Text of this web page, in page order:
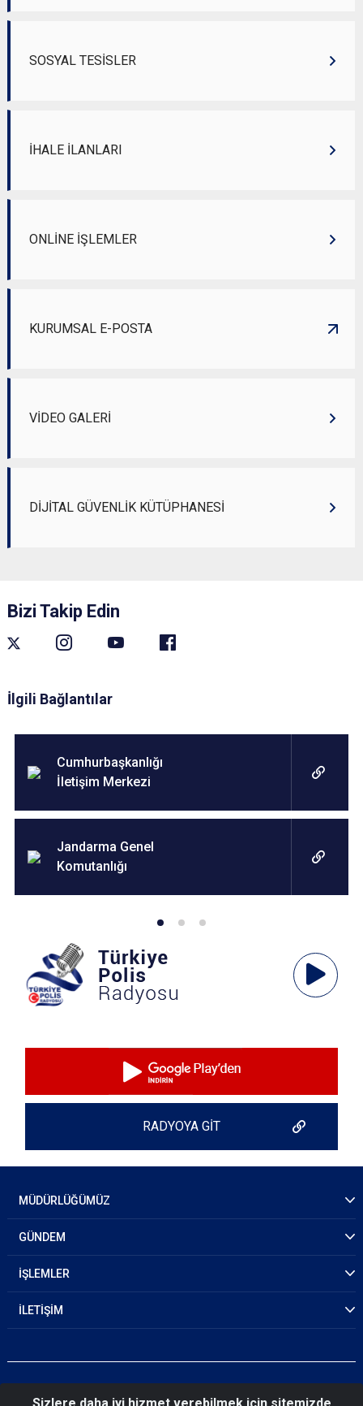
SOSYAL TESİSLER
İHALE İLANLARI
ONLİNE İŞLEMLER
KURUMSAL E-POSTA
VİDEO GALERİ
DİJİTAL GÜVENLİK KÜTÜPHANESİ
Bizi Takip Edin
İlgili Bağlantılar
Cumhurbaşkanlığı
İletişim Merkezi
Jandarma Genel
Komutanlığı
Ses
Oynatıcı
RADYOYA GİT
MÜDÜRLÜĞÜMÜZ
GÜNDEM
İŞLEMLER
İLETİŞİM